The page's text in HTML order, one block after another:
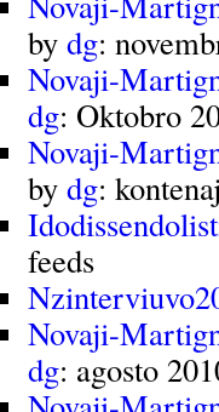
by dg:
Novaji-
dg: Oktobro
Novaji-
by dg:
feeds
Novaji-
dg: agosto